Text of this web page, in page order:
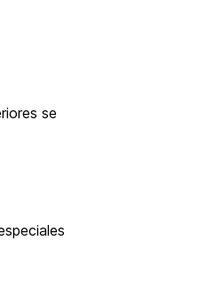
se